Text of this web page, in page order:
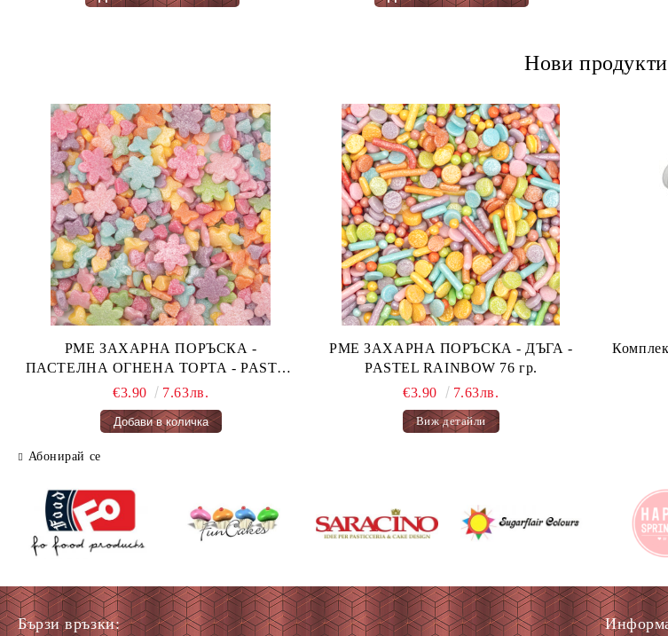
Нови продукти
PME ЗАХАРНА ПОРЪСКА -
ПАСТЕЛНА ОГНЕНА ТОРТА - PASTEL
FAIRY CAKES 66 гр.
€3.90 7.63лв.
PME ЗАХАРНА ПОРЪСКА - ДЪГА -
PASTEL RAINBOW 76 гр.
€3.90
7.63лв.
Виж детайли
Абонирай се
Бързи връзки: